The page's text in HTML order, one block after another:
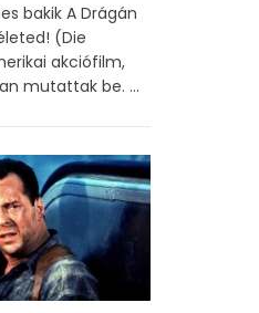
bakik A Drágán
(Die
akciófilm,
mutattak be. ...